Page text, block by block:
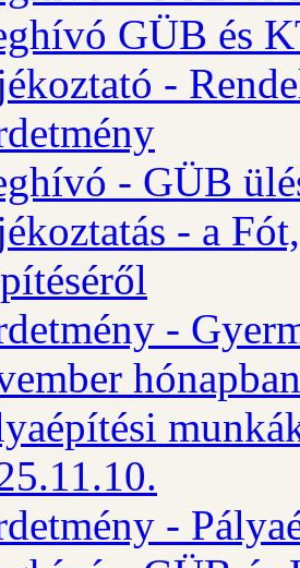
GÜB és
-
- GÜB
- a
-
hónapban
-